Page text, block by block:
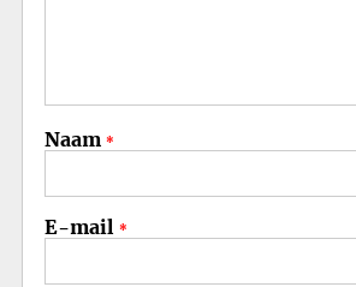
Naam *
E-mail *